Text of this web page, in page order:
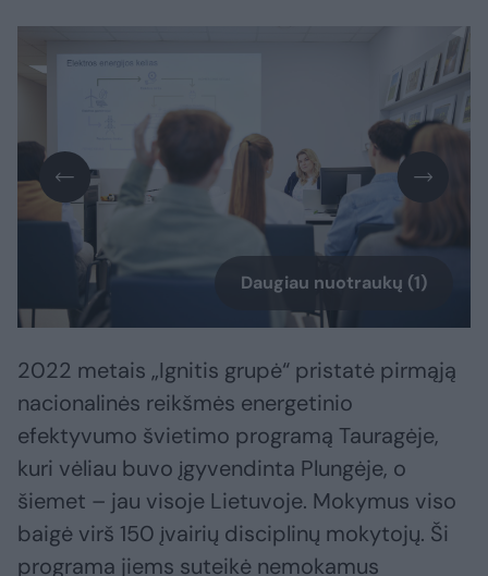
Daugiau nuotraukų (1)
2022 metais „Ignitis grupė“ pristatė pirmąją
nacionalinės reikšmės energetinio
efektyvumo švietimo programą Tauragėje,
kuri vėliau buvo įgyvendinta Plungėje, o
šiemet – jau visoje Lietuvoje. Mokymus viso
baigė virš 150 įvairių disciplinų mokytojų. Ši
programa jiems suteikė nemokamus